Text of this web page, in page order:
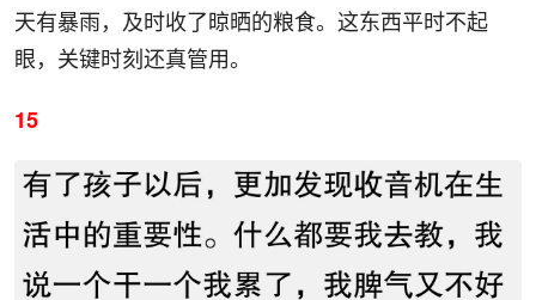
天有暴雨，及时收了晾晒的粮食。这东西平时不起
眼，关键时刻还真管用。
15